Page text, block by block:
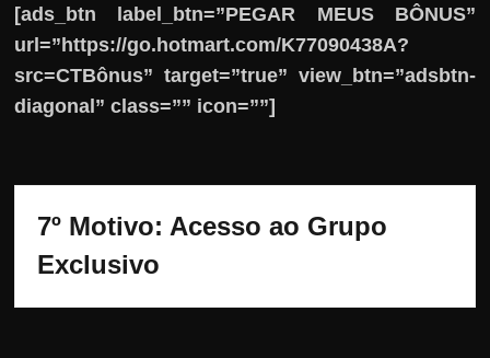
[ads_btn label_btn=”PEGAR MEUS BÔNUS”
url=”https://go.hotmart.com/K77090438A?
src=CTBônus” target=”true” view_btn=”adsbtn-
diagonal” class=”” icon=””]
7º Motivo: Acesso ao Grupo
Exclusivo